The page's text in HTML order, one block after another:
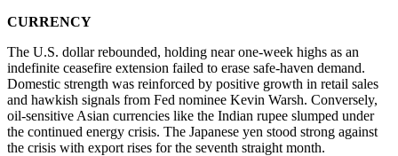
CURRENCY
The U.S. dollar rebounded, holding near one-week highs as an
indefinite ceasefire extension failed to erase safe-haven demand.
Domestic strength was reinforced by positive growth in retail sales
and hawkish signals from Fed nominee Kevin Warsh. Conversely,
oil-sensitive Asian currencies like the Indian rupee slumped under
the continued energy crisis. The Japanese yen stood strong against
the crisis with export rises for the seventh straight month.